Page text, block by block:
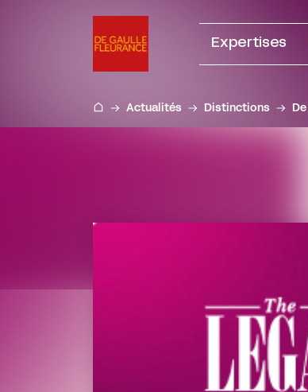
Expertises
Actualités Distinctions